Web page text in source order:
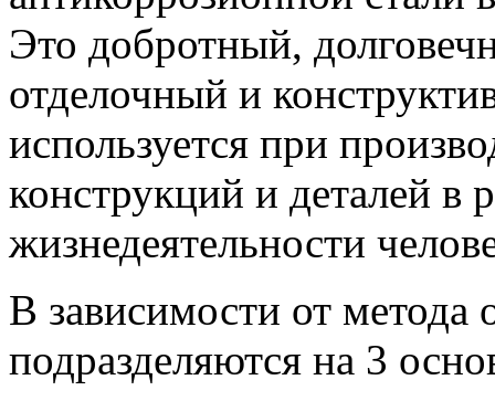
Это добротный,
отделочный и
используется при
конструкций и деталей в
жизнедеятельности
В зависимости от метода
подразделяются на 3